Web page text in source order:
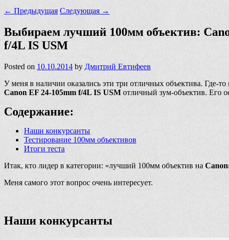
← Предыдущая Следующая →
Выбираем лучший 100мм объектив:
f/4L IS USM
Posted on 10.10.2014 by Дмитрий Евтифеев
У меня в наличии оказались эти три отличных объектива. Где-
Canon EF 24-105mm f/4L IS USM отличный зум-объектив. Его
Содержание:
Наши конкурсанты
Тестирование 100мм объективов
Итоги теста
Итак, кто лидер в категории: «лучший 100мм объектив на
Меня самого этот вопрос очень интересует.
Наши конкурсанты